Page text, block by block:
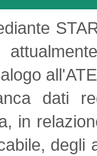
dati
in
degli